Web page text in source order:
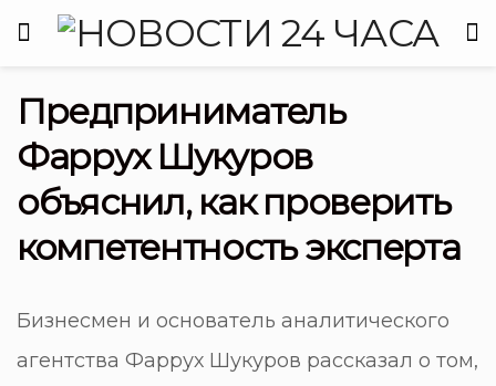
Предприниматель
Фаррух Шукуров
объяснил, как проверить
компетентность эксперта
Бизнесмен и основатель аналитического
агентства Фаррух Шукуров рассказал о том,